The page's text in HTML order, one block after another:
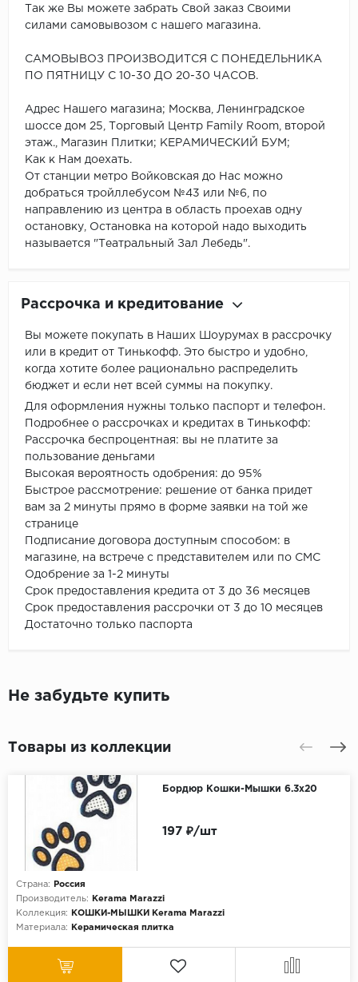
Так же Вы можете забрать Свой заказ Своими
силами самовывозом с нашего магазина.
САМОВЫВОЗ ПРОИЗВОДИТСЯ С ПОНЕДЕЛЬНИКА
ПО ПЯТНИЦУ С 10-30 ДО 20-30 ЧАСОВ.
Адрес Нашего магазина; Москва, Ленинградское
шоссе дом 25, Торговый Центр Family Room, второй
этаж., Магазин Плитки; КЕРАМИЧЕСКИЙ БУМ;
Как к Нам доехать.
От станции метро Войковская до Нас можно
добраться тройллебусом №43 или №6, по
направлению из центра в область проехав одну
остановку, Остановка на которой надо выходить
называется "Театральный Зал Лебедь".
Рассрочка и кредитование
Вы можете покупать в Наших Шоурумах в рассрочку
или в кредит от Тинькофф. Это быстро и удобно,
когда хотите более рационально распределить
бюджет и если нет всей суммы на покупку.
Для оформления нужны только паспорт и телефон.
Подробнее о рассрочках и кредитах в Тинькофф:
Рассрочка беспроцентная: вы не платите за
пользование деньгами
Высокая вероятность одобрения: до 95%
Быстрое рассмотрение: решение от банка придет
вам за 2 минуты прямо в форме заявки на той же
странице
Подписание договора доступным способом: в
магазине, на встрече с представителем или по СМС
Одобрение за 1-2 минуты
Срок предоставления кредита от 3 до 36 месяцев
Срок предоставления рассрочки от 3 до 10 месяцев
Достаточно только паспорта
Не забудьте купить
Товары из коллекции
Бордюр Кошки-Мышки 6.3х20
Страна:
Россия
Производитель:
Kerama Marazzi
Коллекция:
КОШКИ-МЫШКИ Kerama Marazzi
Материала:
Керамическая плитка
197 ₽/шт